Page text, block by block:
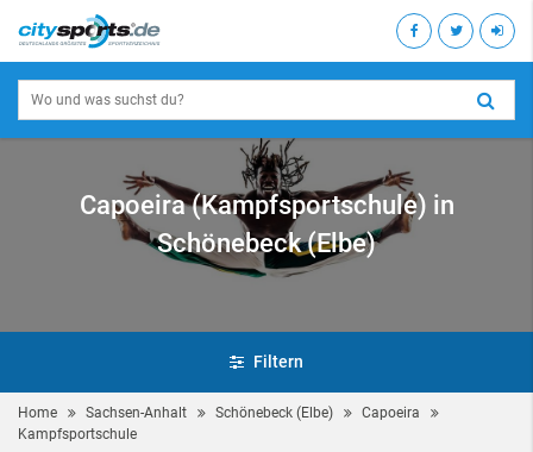
Capoeira (Kampfsportschule) in
Schönebeck (Elbe)
Filtern
Home Sachsen-Anhalt Schönebeck (Elbe)
Capoeira
Kampfsportschule